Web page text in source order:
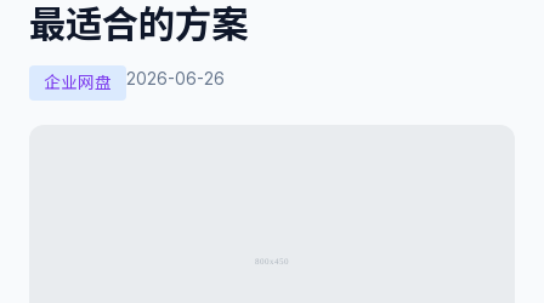
最适合的方案
企业网盘 2026-06-26